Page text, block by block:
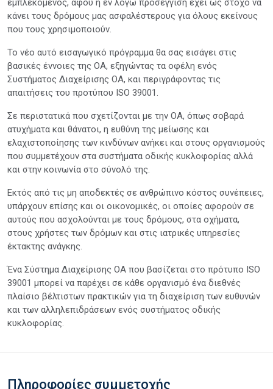
εμπλεκόμενος, αφού η εν λόγω προσέγγιση έχει ως στόχο να
κάνει τους δρόμους μας ασφαλέστερους για όλους εκείνους
που τους χρησιμοποιούν.
Το νέο αυτό εισαγωγικό πρόγραμμα θα σας εισάγει στις
βασικές έννοιες της ΟΑ, εξηγώντας τα οφέλη ενός
Συστήματος Διαχείρισης ΟΑ, και περιγράφοντας τις
απαιτήσεις του προτύπου ISO 39001.
Σε περιστατικά που σχετίζονται με την ΟΑ, όπως σοβαρά
ατυχήματα και θάνατοι, η ευθύνη της μείωσης και
ελαχιστοποίησης των κινδύνων ανήκει και στους οργανισμούς
που συμμετέχουν στα συστήματα οδικής κυκλοφορίας αλλά
και στην κοινωνία στο σύνολό της.
Εκτός από τις μη αποδεκτές σε ανθρώπινο κόστος συνέπειες,
υπάρχουν επίσης και οι οικονομικές, οι οποίες αφορούν σε
αυτούς που ασχολούνται με τους δρόμους, στα οχήματα,
στους χρήστες των δρόμων και στις ιατρικές υπηρεσίες
έκτακτης ανάγκης.
Ένα Σύστημα Διαχείρισης ΟΑ που βασίζεται στο πρότυπο ISO
39001 μπορεί να παρέχει σε κάθε οργανισμό ένα διεθνές
πλαίσιο βέλτιστων πρακτικών για τη διαχείριση των ευθυνών
και των αλληλεπιδράσεων ενός συστήματος οδικής
κυκλοφορίας.
Πληροφορίες συμμετοχής